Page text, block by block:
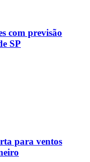
com previsão
SP
para ventos